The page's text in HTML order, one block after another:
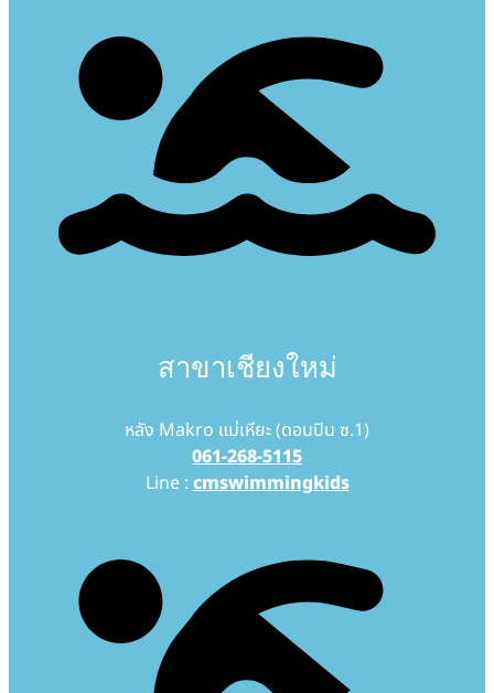
สาขาเชียงใหม่
หลัง Makro แม่เหียะ (ดอนปิน ซ.1)
061-268-5115
Line :cmswimmingkids